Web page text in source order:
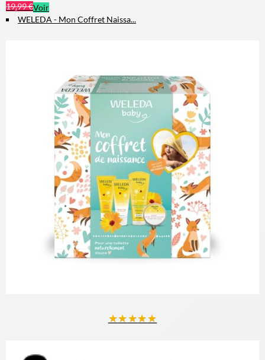
19,99 €Voir
WELEDA - Mon Coffret Naissa...
★★★★★